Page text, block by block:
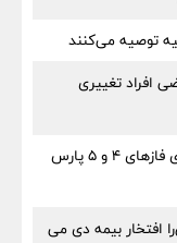
افراد تغییری
بانک تجارت، تأمین‌کننده مالی پروژه بازسازی فازهای ۴ و ۵ پارس
افتخار بیمه دی می